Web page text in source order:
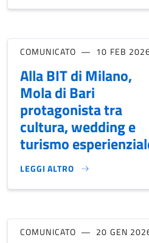
COMUNICATO 10 FEB
Alla BIT di Milano,
Mola di Bari
protagonista tra
cultura, wedding e
turismo
LEGGI ALTRO
ALLA BIT DI MILANO, MOLA DI
COMUNICATO 20 GEN